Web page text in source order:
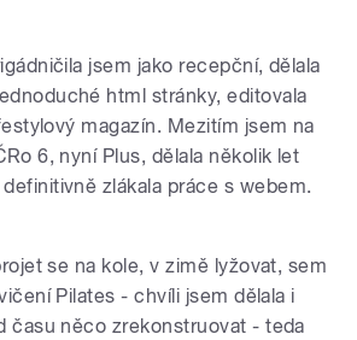
jsem jako recepční, dělala
html stránky, editovala
magazín. Mezitím jsem na
6, nyní Plus, dělala několik let
zlákala práce s webem.
se na kole, v zimě lyžovat, sem
Pilates - chvíli jsem dělala i
času něco zrekonstruovat - teda